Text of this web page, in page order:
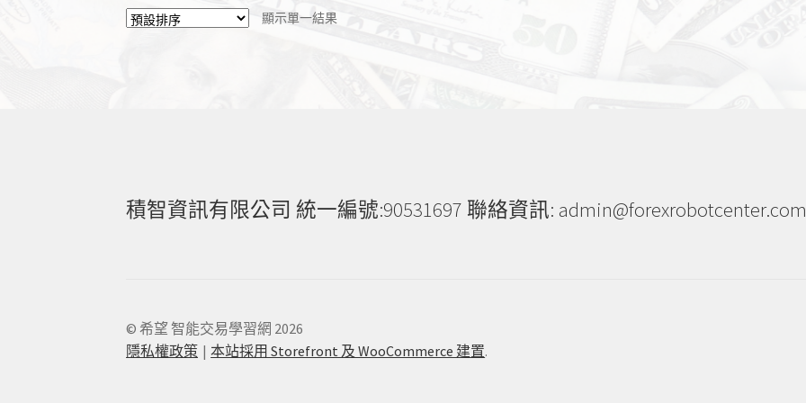
顯示單一結果
積智資訊有限公司 統一編號:90531697 聯絡資訊:
© 希望 智能交易學習網 2026
隱私權政策
本站採用 Storefront 及 WooCommerce 建置.